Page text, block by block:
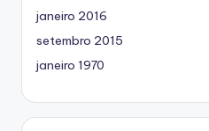
janeiro 2016
setembro 2015
janeiro 1970